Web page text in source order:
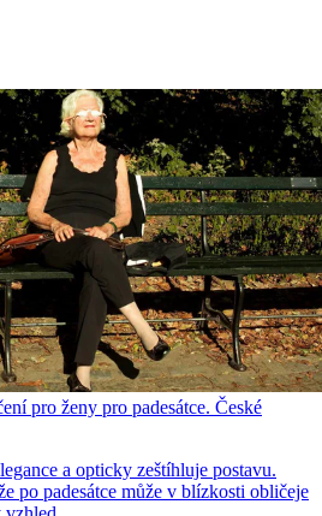
pro ženy pro padesátce. České
a opticky zeštíhluje postavu.
po padesátce může v blízkosti obličeje